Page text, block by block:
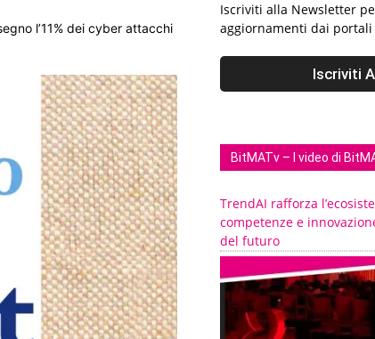
l’11% dei cyber attacchi
Iscriviti alla Newsletter
aggiornamenti dai portali
BitMATv – I video di
TrendAI rafforza
competenze e
del futuro